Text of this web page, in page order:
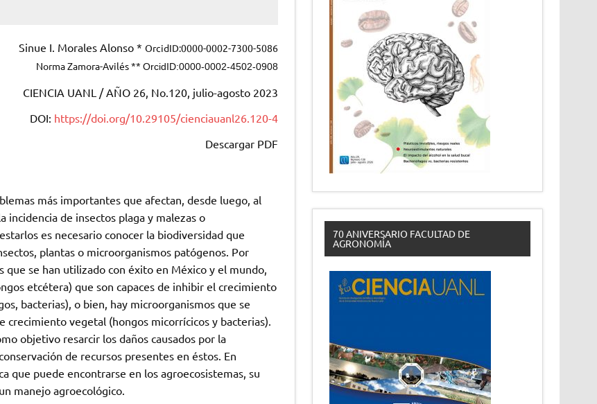
Sinue I. Morales Alonso *OrcidID:0000-0002-7300-5086
Norma Zamora-Avilés **OrcidID:0000-0002-4502-0908
CIENCIA UANL / AÑO 26, No.120, julio-agosto 2023
DOI: https://doi.org/10.29105/cienciauanl26.120-4
Descargar PDF
más importantes que afectan, desde luego, al
incidencia de insectos plaga y malezas o
es necesario conocer la biodiversidad que
plantas o microorganismos patógenos. Por
se han utilizado con éxito en México y el mundo,
etcétera) que son capaces de inhibir el crecimiento
bacterias), o bien, hay microorganismos que se
vegetal (hongos micorrícicos y bacterias).
objetivo resarcir los daños causados por la
de recursos presentes en éstos. En
que puede encontrarse en los agroecosistemas, su
manejo agroecológico.
70 ANIVERSARIO FACULTAD DE
AGRONOMÍA